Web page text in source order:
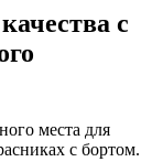
с
места для
с бортом.